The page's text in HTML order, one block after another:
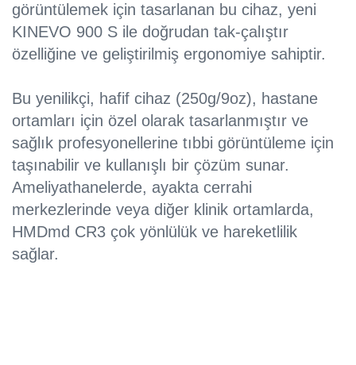
görüntülemek için tasarlanan bu cihaz, yeni
KINEVO 900 S ile doğrudan tak-çalıştır
özelliğine ve geliştirilmiş ergonomiye sahiptir.
Bu yenilikçi, hafif cihaz (250g/9oz), hastane
ortamları için özel olarak tasarlanmıştır ve
sağlık profesyonellerine tıbbi görüntüleme için
taşınabilir ve kullanışlı bir çözüm sunar.
Ameliyathanelerde, ayakta cerrahi
merkezlerinde veya diğer klinik ortamlarda,
HMDmd CR3 çok yönlülük ve hareketlilik
sağlar.